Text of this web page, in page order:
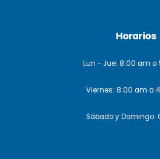
Horarios
Lun - Jue: 8:00 am a
Viernes: 8:00 am a
Sábado y Domingo: